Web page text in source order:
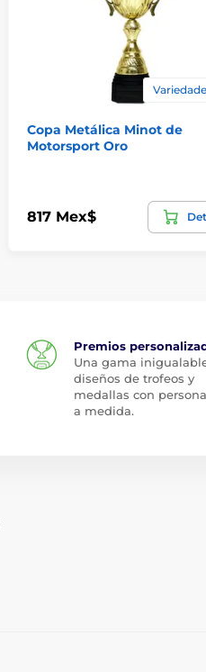
Copa Metálica Minot de
Motorsport Oro
817 Mex$
Premios
Una gama
diseños de trofeos y
medallas con
a medida.